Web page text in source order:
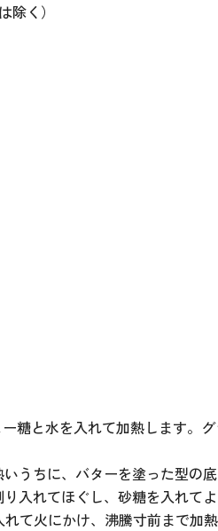
除く）
糖と水を入れて加熱します。
うちに、バターを塗った型の底
入れてほぐし、砂糖を入れてよ
て火にかけ、沸騰寸前まで加熱